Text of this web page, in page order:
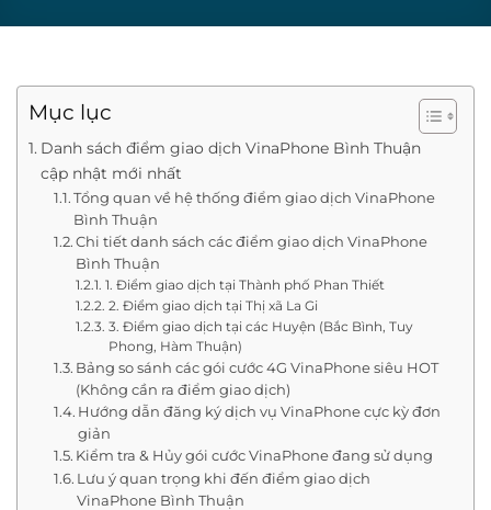
Mục lục
Danh sách điểm giao dịch VinaPhone Bình Thuận
cập nhật mới nhất
Tổng quan về hệ thống điểm giao dịch VinaPhone
Bình Thuận
Chi tiết danh sách các điểm giao dịch VinaPhone
Bình Thuận
1. Điểm giao dịch tại Thành phố Phan Thiết
2. Điểm giao dịch tại Thị xã La Gi
3. Điểm giao dịch tại các Huyện (Bắc Bình, Tuy
Phong, Hàm Thuận)
Bảng so sánh các gói cước 4G VinaPhone siêu HOT
(Không cần ra điểm giao dịch)
Hướng dẫn đăng ký dịch vụ VinaPhone cực kỳ đơn
giản
Kiểm tra & Hủy gói cước VinaPhone đang sử dụng
Lưu ý quan trọng khi đến điểm giao dịch
VinaPhone Bình Thuận